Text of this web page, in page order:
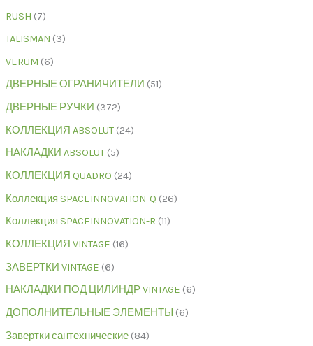
RUSH 7
TALISMAN 3
VERUM 6
ДВЕРНЫЕ ОГРАНИЧИТЕЛИ 51
ДВЕРНЫЕ РУЧКИ 372
КОЛЛЕКЦИЯ ABSOLUT 24
НАКЛАДКИ ABSOLUT 5
КОЛЛЕКЦИЯ QUADRO 24
Коллекция SPACEINNOVATION-Q 26
Коллекция SPACEINNOVATION-R 11
КОЛЛЕКЦИЯ VINTAGE 16
ЗАВЕРТКИ VINTAGE 6
НАКЛАДКИ ПОД ЦИЛИНДР VINTAGE 6
ДОПОЛНИТЕЛЬНЫЕ ЭЛЕМЕНТЫ
6
Завертки сантехнические 84